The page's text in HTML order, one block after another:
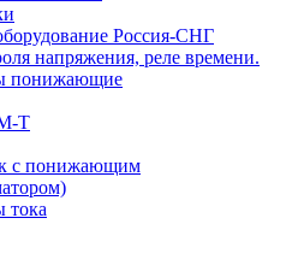
Россия-СНГ
напряжения, реле времени.
понижающие
Т
с понижающим
тока